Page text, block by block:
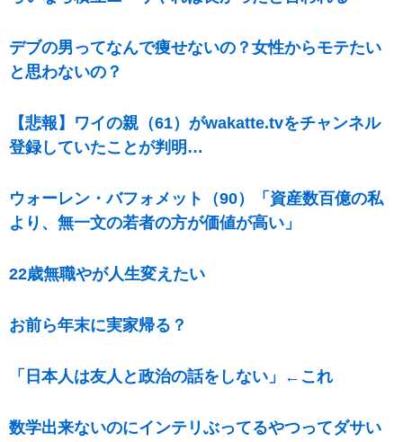
デブの男ってなんで痩せないの？女性からモテたい
と思わないの？
【悲報】ワイの親（61）がwakatte.tvをチャンネル
登録していたことが判明…
ウォーレン・バフォメット（90）「資産数百億の私
より、無一文の若者の方が価値が高い」
22歳無職やが人生変えたい
お前ら年末に実家帰る？
「日本人は友人と政治の話をしない」←これ
数学出来ないのにインテリぶってるやつってダサい